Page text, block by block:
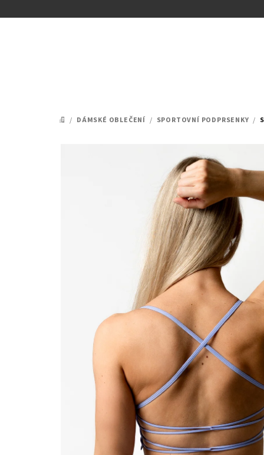
na
DOMŮ
/ DÁMSKÉ OBLEČENÍ / SPORTOVNÍ PODPRSENKY /